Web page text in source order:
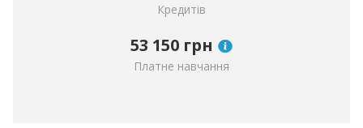
Кредитів
53 150 грн
Платне навчання